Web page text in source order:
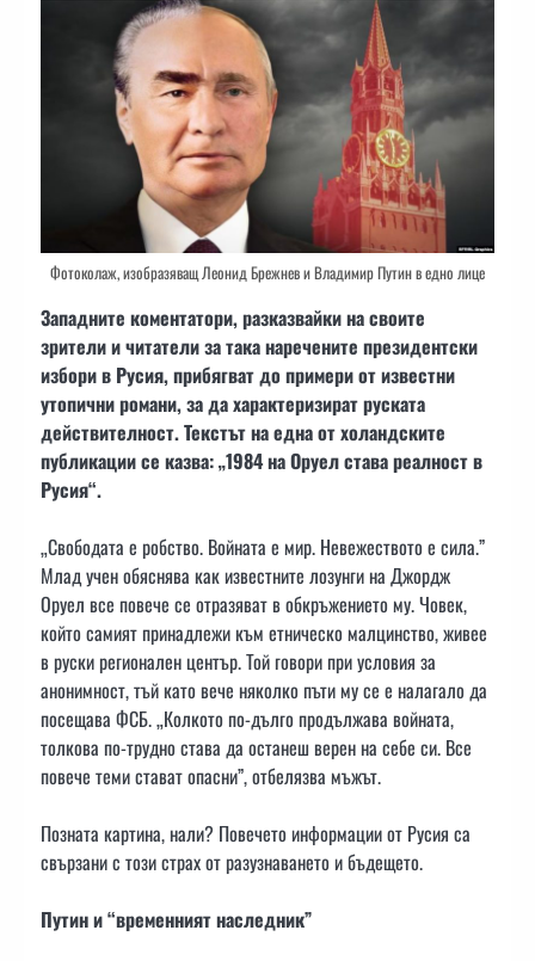
Фотоколаж, изобразяващ Леонид Брежнев и Владимир Путин в едно лице
Западните коментатори, разказвайки на своите
зрители и читатели за така наречените президентски
избори в Русия, прибягват до примери от известни
утопични романи, за да характеризират руската
действителност. Текстът на една от холандските
публикации се казва: „1984 на Оруел става реалност в
Русия“.
„Свободата е робство. Войната е мир. Невежеството е сила.”
Млад учен обяснява как известните лозунги на Джордж
Оруел все повече се отразяват в обкръжението му. Човек,
който самият принадлежи към етническо малцинство, живее
в руски регионален център. Той говори при условия за
анонимност, тъй като вече няколко пъти му се е налагало да
посещава ФСБ. „Колкото по-дълго продължава войната,
толкова по-трудно става да останеш верен на себе си. Все
повече теми стават опасни”, отбелязва мъжът.
Позната картина, нали? Повечето информации от Русия са
свързани с този страх от разузнаването и бъдещето.
Путин и “временният наследник”